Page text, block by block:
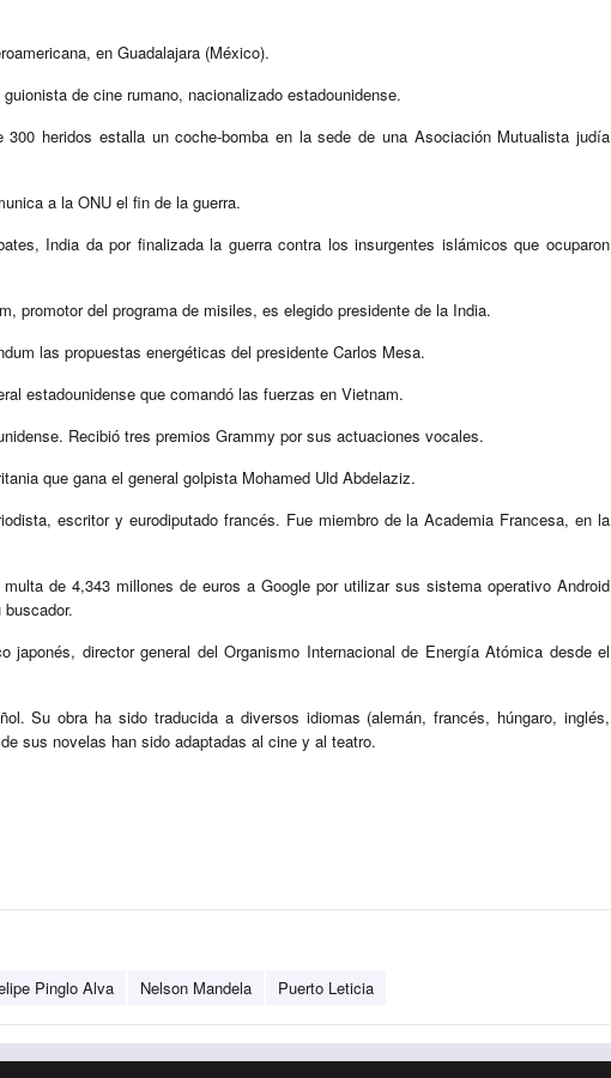
en Guadalajara (México).
de cine rumano, nacionalizado estadounidense.
heridos estalla un coche-bomba en la sede de una Asociación Mutualista judía
a la ONU el fin de la guerra.
India da por finalizada la guerra contra los insurgentes islámicos que ocuparon
promotor del programa de misiles, es elegido presidente de la India.
las propuestas energéticas del presidente Carlos Mesa.
estadounidense que comandó las fuerzas en Vietnam.
Recibió tres premios Grammy por sus actuaciones vocales.
que gana el general golpista Mohamed Uld Abdelaziz.
escritor y eurodiputado francés. Fue miembro de la Academia Francesa, en la
de 4,343 millones de euros a Google por utilizar sus sistema operativo Android
japonés, director general del Organismo Internacional de Energía Atómica desde el
Su obra ha sido traducida a diversos idiomas (alemán, francés, húngaro, inglés,
sus novelas han sido adaptadas al cine y al teatro.
Pinglo Alva Nelson Mandela Puerto Leticia